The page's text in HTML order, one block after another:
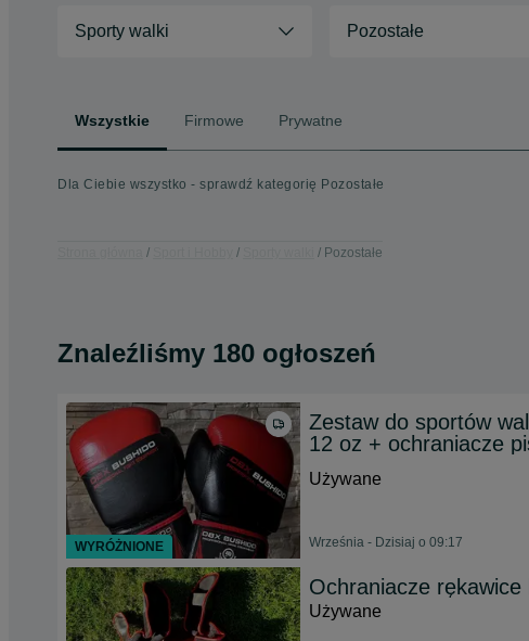
Sporty walki Pozostałe
Wszystkie Firmowe Prywatne
Dla Ciebie wszystko - sprawdź kategorię Pozostałe
Pozostałe
Znaleźliśmy 180 ogłoszeń
Zestaw do sportów
12 oz + ochraniacze
Używane
Września - Dzisiaj o 09:17
Ochraniacze
Używane
WYRÓŻNIONE